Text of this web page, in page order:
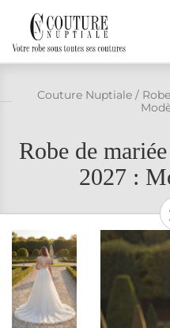
Couture Nuptiale/
Robe de
2027 :
ROBES
TOUS LES MODÈLES